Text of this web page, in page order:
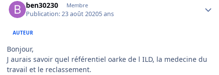
ben30230 Membre
Publication:23 août 20205 ans
AUTEUR
Bonjour,
J aurais savoir quel référentiel oarke de l ILD, la medecine du
travail et le reclassement.